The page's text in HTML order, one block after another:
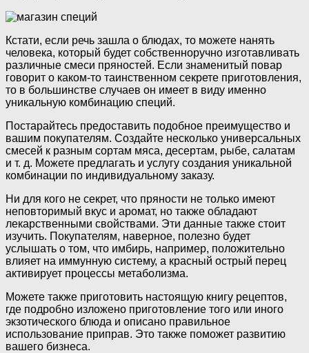
Кстати, если речь зашла о блюдах, то можете нанять
человека, который будет собственноручно изготавливать
различные смеси пряностей. Если знаменитый повар
говорит о каком-то таинственном секрете приготовления,
то в большинстве случаев он имеет в виду именно
уникальную комбинацию специй.
Постарайтесь предоставить подобное преимущество и
вашим покупателям. Создайте несколько универсальных
смесей к разным сортам мяса, десертам, рыбе, салатам
и т. д. Можете предлагать и услугу создания уникальной
комбинации по индивидуальному заказу.
Ни для кого не секрет, что пряности не только имеют
неповторимый вкус и аромат, но также обладают
лекарственными свойствами. Эти данные также стоит
изучить. Покупателям, наверное, полезно будет
услышать о том, что имбирь, например, положительно
влияет на иммунную систему, а красный острый перец
активирует процессы метаболизма.
Можете также приготовить настоящую книгу рецептов,
где подробно изложено приготовление того или иного
экзотического блюда и описано правильное
использование приправ. Это также поможет развитию
вашего бизнеса.